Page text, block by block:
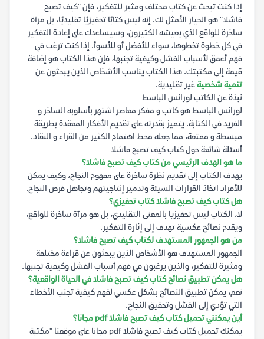
إذا كنت تبحث عن كتاب مختلف ومثير للتفكير، فإن "كيف تصبح
فاشلا" هو الخيار الأمثل لك. إنه ليس كتابًا تحفيزيًا تقليديًا، بل مرآة
ساخرة للواقع الذي يعيشه الكثيرون، وسيساعدك على إعادة التفكير
في كل خطوة تخطوها، سواء للأفضل أو للأسوأ. إذا كنت ترغب في
فهم أعمق لأسباب الفشل وكيفية تجنبها، فإن هذا الكتاب هو إضافة
قيمة إلى مكتبتك. هذا الكتاب يناسب الأشخاص الذين يبحثون عن
تنمية شخصيةغير تقليدية.
نبذة عن الكاتب لورانس الباسط
لورانس الباسط هو كاتب و مفكر معاصر اشتهر بأسلوبه الساخر و
الفريد في الكتابة. يتميز بقدرته على تقديم الأفكار المعقدة بطريقة
مبسطة و ممتعة، مما جعله محط اهتمام الكثير من القراء و النقاد.
أسئلة شائعة حول كتاب كيف تصبح فاشلا
ما هو الهدف الرئيسي من كتاب كيف تصبح فاشلا؟
يهدف الكتاب إلى تقديم نظرة ساخرة على مفهوم النجاح، وكيف يمكن
للأفراد اتخاذ القرارات السيئة وتدمير إنتاجيتهم وتجاهل فرص النجاح.
هل كتاب كيف تصبح فاشلا كتاب تحفيزي؟
لا، الكتاب ليس تحفيزيا بالمعنى التقليدي، بل هو مرآة ساخرة للواقع،
ويقدم نصائح عكسية تهدف إلى إثارة التفكير.
من هو الجمهور المستهدف لكتاب كيف تصبح فاشلا؟
الجمهور المستهدف هو الأشخاص الذين يبحثون عن قراءة مختلفة
ومثيرة للتفكير، والذين يرغبون في فهم أسباب الفشل وكيفية تجنبها.
هل يمكن تطبيق نصائح كتاب كيف تصبح فاشلا في الحياة الواقعية؟
نعم، يمكن تطبيق النصائح بشكل عكسي لفهم كيفية تجنب الأخطاء
التي تؤدي إلى الفشل وتحقيق النجاح.
أين يمكنني تحميل كتاب كيف تصبح فاشلا pdf مجانا؟
يمكنك تحميل كتاب كيف تصبح فاشلا pdf مجانا على موقعنا "مكتبة